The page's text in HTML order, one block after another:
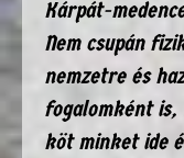
Kárpát-
Nem csupán
nemzetre és
fogalomként
köt minket ide